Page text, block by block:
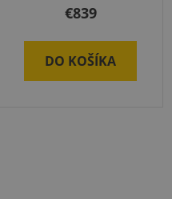
€839
DO KOŠÍKA